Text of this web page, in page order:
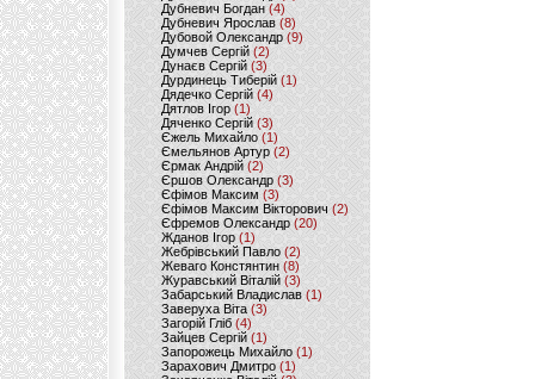
Дубневич Богдан (4)
Дубневич Ярослав (8)
Дубовой Олександр(9)
Думчев Сергій (2)
Дунаєв Сергій(3)
Дурдинець Тиберій (1)
Дядечко Сергій (4)
Дятлов Ігор (1)
Дяченко Сергій (3)
Єжель Михайло (1)
Ємельянов Артур (2)
Єрмак Андрій (2)
Єршов Олександр (3)
Єфімов Максим (3)
Єфімов Максим Вікторович (2)
Єфремов Олександр (20)
Жданов Ігор (1)
Жебрівський Павло (2)
Жеваго Констянтин (8)
Журавський Віталій (3)
Забарський Владислав (1)
Заверуха Віта (3)
Загорій Гліб (4)
Зайцев Сергій(1)
Запорожець Михайло (1)
Зарахович Дмитро (1)